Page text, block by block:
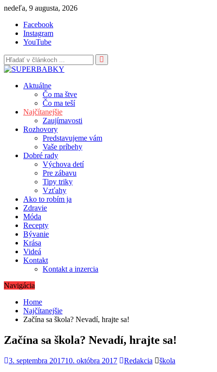
Skip
content
nedeľa, 9 augusta, 2026
Facebook
Instagram
YouTube
Aktuálne
Čo ma štve
Čo ma teší
Najčítanejšie
Zaujímavosti
Rozhovory
Predstavujeme vám
Vaše príbehy
Dobré rady
Výchova detí
Pre zábavu
Tipy triky
Vzťahy
Ako to robím ja
Zdravie
Móda
Recepty
Bývanie
Krása
Videá
Kontakt
Kontakt a inzercia
Navigácia
Home
Najčítanejšie
Začína sa škola? Nevadí, hrajte sa!
Začína sa škola? Nevadí, hrajte sa!
3. septembra 201710. októbra 2017 Redakcia
škola